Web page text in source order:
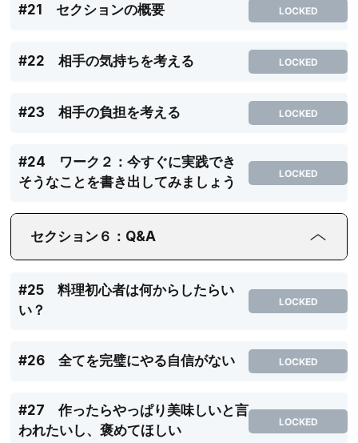
#21 セクションの概要 LOCKED
#22 相手の気持ちを考える LOCKED
#23 相手の負担を考える LOCKED
#24 ワーク２：今すぐに実践でき
そうなことを書き出してみましょう
LOCKED
セクション６：Q&A
#25 料理初心者は何からしたらい
い？
LOCKED
#26 全てを完璧にやる自信がない LOCKED
#27 作ったらやっぱり美味しいと言
われたいし、褒めてほしい
LOCKED